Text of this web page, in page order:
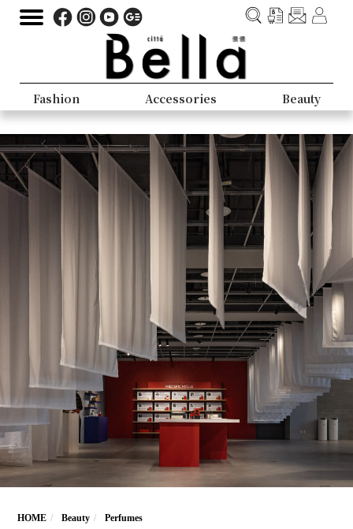
Fashion Accessories Beauty
HOME Beauty Perfumes